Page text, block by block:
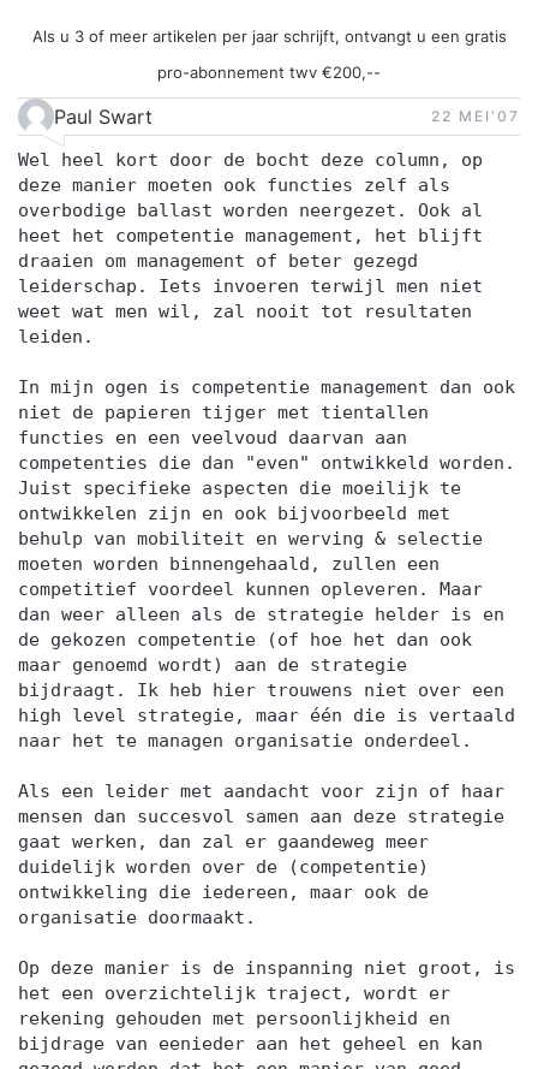
Als u 3 of meer artikelen per jaar schrijft, ontvangt u een gratis
pro-abonnement twv €200,--
Paul Swart 22 MEI‘07
Wel heel kort door de bocht deze column, op
deze manier moeten ook functies zelf als
overbodige ballast worden neergezet. Ook al
heet het competentie management, het blijft
draaien om management of beter gezegd
leiderschap. Iets invoeren terwijl men niet
weet wat men wil, zal nooit tot resultaten
leiden.
In mijn ogen is competentie management dan ook
niet de papieren tijger met tientallen
functies en een veelvoud daarvan aan
competenties die dan "even" ontwikkeld worden.
Juist specifieke aspecten die moeilijk te
ontwikkelen zijn en ook bijvoorbeeld met
behulp van mobiliteit en werving & selectie
moeten worden binnengehaald, zullen een
competitief voordeel kunnen opleveren. Maar
dan weer alleen als de strategie helder is en
de gekozen competentie (of hoe het dan ook
maar genoemd wordt) aan de strategie
bijdraagt. Ik heb hier trouwens niet over een
high level strategie, maar één die is vertaald
naar het te managen organisatie onderdeel.
Als een leider met aandacht voor zijn of haar
mensen dan succesvol samen aan deze strategie
gaat werken, dan zal er gaandeweg meer
duidelijk worden over de (competentie)
ontwikkeling die iedereen, maar ook de
organisatie doormaakt.
Op deze manier is de inspanning niet groot, is
het een overzichtelijk traject, wordt er
rekening gehouden met persoonlijkheid en
bijdrage van eenieder aan het geheel en kan